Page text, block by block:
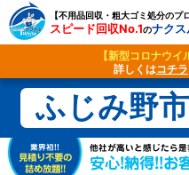
【不用品回収・粗大ゴミ処分のプロ
スピード回収No.1のナクス
【新型コロナウイ
詳しくはコチラ
ふじみ野市
業界初!!
見積り不要の
詰め放題!!
他社が高いと感じたら是
安心!納得!!お